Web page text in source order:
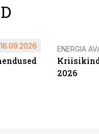
16.09.2026 ENERGIA
2026